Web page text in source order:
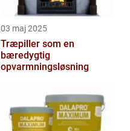
03 maj 2025
Træpiller som en
bæredygtig
opvarmningsløsning